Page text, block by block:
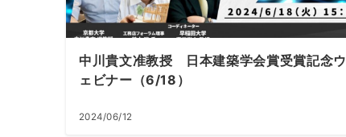
中川貴文准教授 日本建築学会賞受賞記念ウ
ェビナー（6/18）
2024/06/12